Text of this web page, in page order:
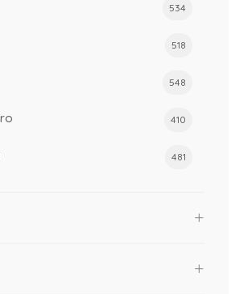
534
518
548
410
481